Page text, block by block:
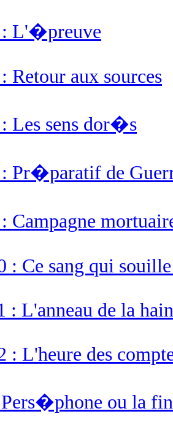
: L'�preuve
Retour aux sources
Les sens dor�s
Pr�paratif de
: Campagne
: Ce sang qui
: L'anneau de la
: L'heure des
ou la